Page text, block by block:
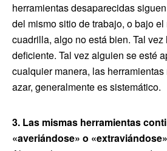
herramientas desaparecidas
del mismo sitio de trabajo, o bajo
cuadrilla, algo no está bien. Tal
deficiente. Tal vez alguien se esté
cualquier manera, las
azar, generalmente es sistemático.
3. Las mismas herramientas
«averiándose» o «extraviándose»